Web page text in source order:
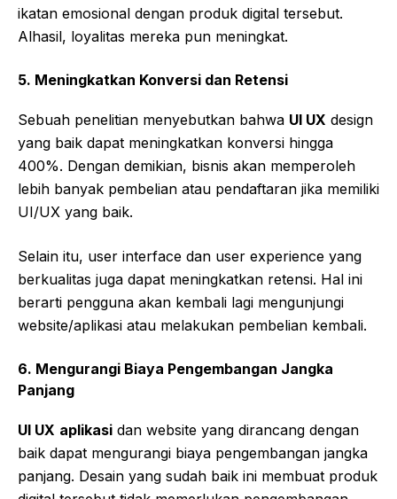
ikatan emosional dengan produk digital tersebut.
Alhasil, loyalitas mereka pun meningkat.
5. Meningkatkan Konversi dan Retensi
Sebuah penelitian menyebutkan bahwa UI UX design
yang baik dapat meningkatkan konversi hingga
400%. Dengan demikian, bisnis akan memperoleh
lebih banyak pembelian atau pendaftaran jika memiliki
UI/UX yang baik.
Selain itu, user interface dan user experience yang
berkualitas juga dapat meningkatkan retensi. Hal ini
berarti pengguna akan kembali lagi mengunjungi
website/aplikasi atau melakukan pembelian kembali.
6. Mengurangi Biaya Pengembangan Jangka
Panjang
UI UX aplikasi dan website yang dirancang dengan
baik dapat mengurangi biaya pengembangan jangka
panjang. Desain yang sudah baik ini membuat produk